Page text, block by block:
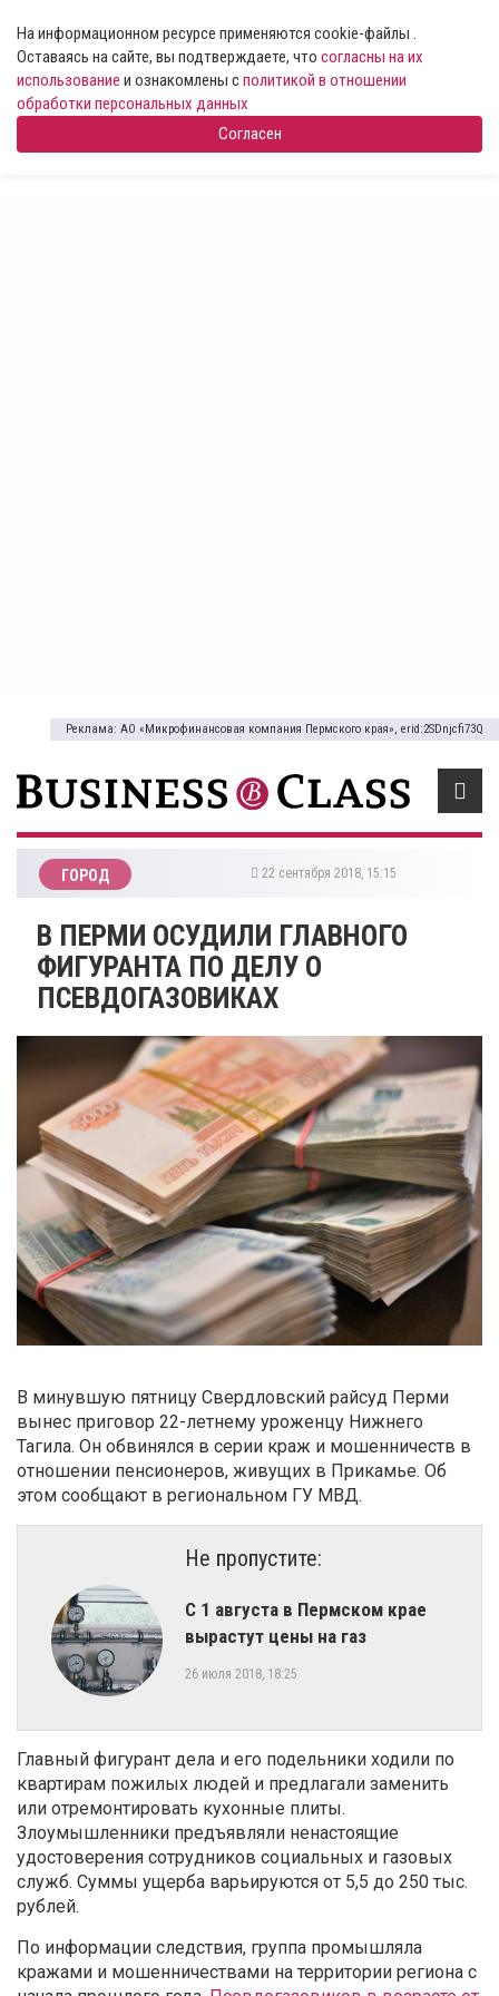
На информационном ресурсе применяются cookie-файлы .
Оставаясь на сайте, вы подтверждаете, что согласны на их
использование и ознакомлены сполитикой в отношении
обработки персональных данных
Согласен
Реклама: АО «Микрофинансовая компания Пермского края», erid:2SDnjcfi73Q
ГОРОД 22 сентября 2018, 15:15
​В ПЕРМИ ОСУДИЛИ ГЛАВНОГО
ФИГУРАНТА ПО ДЕЛУ О
ПСЕВДОГАЗОВИКАХ
В минувшую пятницу Свердловский райсуд Перми
вынес приговор 22-летнему уроженцу Нижнего
Тагила. Он обвинялся в серии краж и мошенничеств в
отношении пенсионеров, живущих в Прикамье. Об
этом сообщают в региональном ГУ МВД.
Не пропустите:
​С 1 августа в Пермском крае
вырастут цены на газ
26 июля 2018, 18:25
Главный фигурант дела и его подельники ходили по
квартирам пожилых людей и предлагали заменить
или отремонтировать кухонные плиты.
Злоумышленники предъявляли ненастоящие
удостоверения сотрудников социальных и газовых
служб. Суммы ущерба варьируются от 5,5 до 250 тыс.
рублей.
По информации следствия, группа промышляла
кражами и мошенничествами на территории региона с